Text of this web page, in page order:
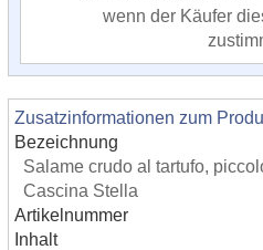
wenn der Käufer
Zusatzinformationen zum
Bezeichnung
Salame crudo al tartufo,
Cascina Stella
Artikelnummer
Inhalt